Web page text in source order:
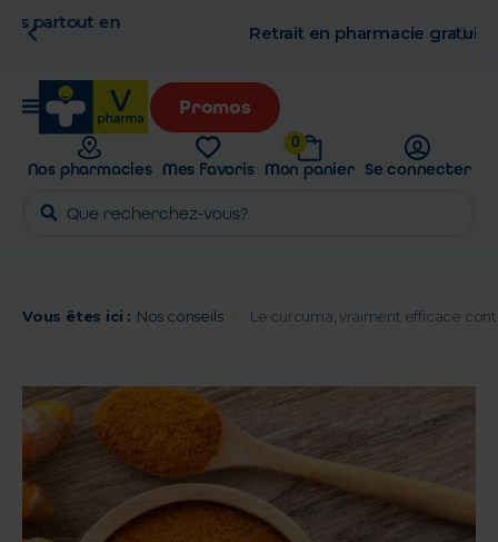
Retrait en pharmacie gratuit
Promos
Nos pharmacies Mes favoris
0
Mon panier Se connecter
Vous êtes ici : Nos conseils Le curcuma, vraiment efficace